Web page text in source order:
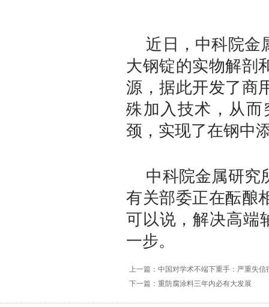
近日，中科院金
大钢锭的实物解剖
源，据此开发了商
殊加入技术，从
颈，实现了在钢中
中科院金属研究
有关部委正在酝酿
可以说，解决高端
一步。
上一篇：中国对学术不端下重手：严重失
下一篇：重防腐涂料三年内必有大发展